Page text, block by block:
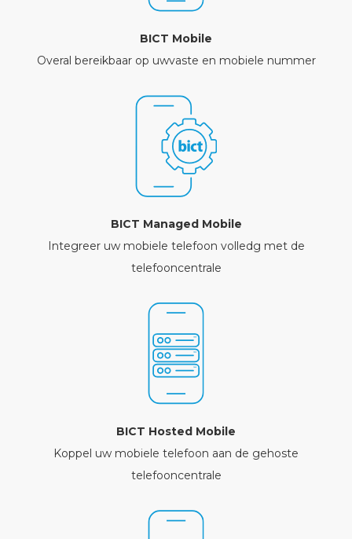
BICT Mobile
Overal bereikbaar op uwvaste en mobiele nummer
BICT Managed Mobile
Integreer uw mobiele telefoon volledg met de
telefooncentrale
BICT Hosted Mobile
Koppel uw mobiele telefoon aan de gehoste
telefooncentrale